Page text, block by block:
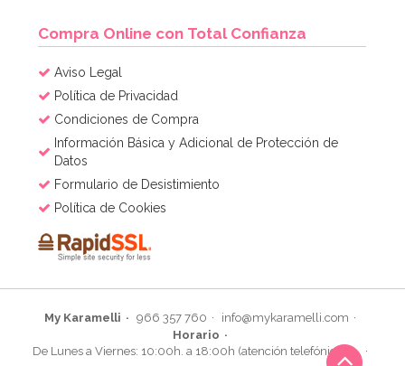
Compra Online con Total Confianza
Aviso Legal
Política de Privacidad
Condiciones de Compra
Información Básica y Adicional de Protección de
Datos
Formulario de Desistimiento
Política de Cookies
My Karamelli 966 357 760
info@mykaramelli.com
Horario
De Lunes a Viernes: 10:00h. a 18:00h (atención telefónica)